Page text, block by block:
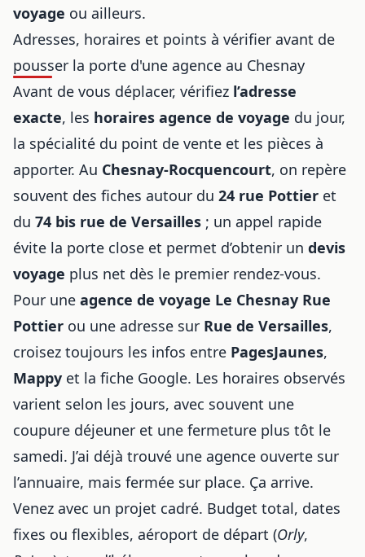
voyage ou ailleurs.
Adresses, horaires et points à vérifier avant de
pousser la porte d'une agence au Chesnay
Avant de vous déplacer, vérifiez l’adresse
exacte, les horaires agence de voyage du jour,
la spécialité du point de vente et les pièces à
apporter. Au Chesnay-Rocquencourt, on repère
souvent des fiches autour du 24 rue Pottier et
du 74 bis rue de Versailles ; un appel rapide
évite la porte close et permet d’obtenir un devis
voyage plus net dès le premier rendez-vous.
Pour une agence de voyage Le Chesnay Rue
Pottier ou une adresse sur Rue de Versailles,
croisez toujours les infos entre PagesJaunes,
Mappy et la fiche Google. Les horaires observés
varient selon les jours, avec souvent une
coupure déjeuner et une fermeture plus tôt le
samedi. J’ai déjà trouvé une agence ouverte sur
l’annuaire, mais fermée sur place. Ça arrive.
Venez avec un projet cadré. Budget total, dates
fixes ou flexibles, aéroport de départ (Orly,